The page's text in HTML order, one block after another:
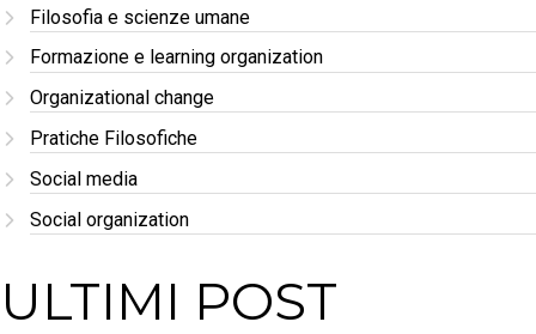
Filosofia e scienze umane
Formazione e learning organization
Organizational change
Pratiche Filosofiche
Social media
Social organization
ULTIMI POST